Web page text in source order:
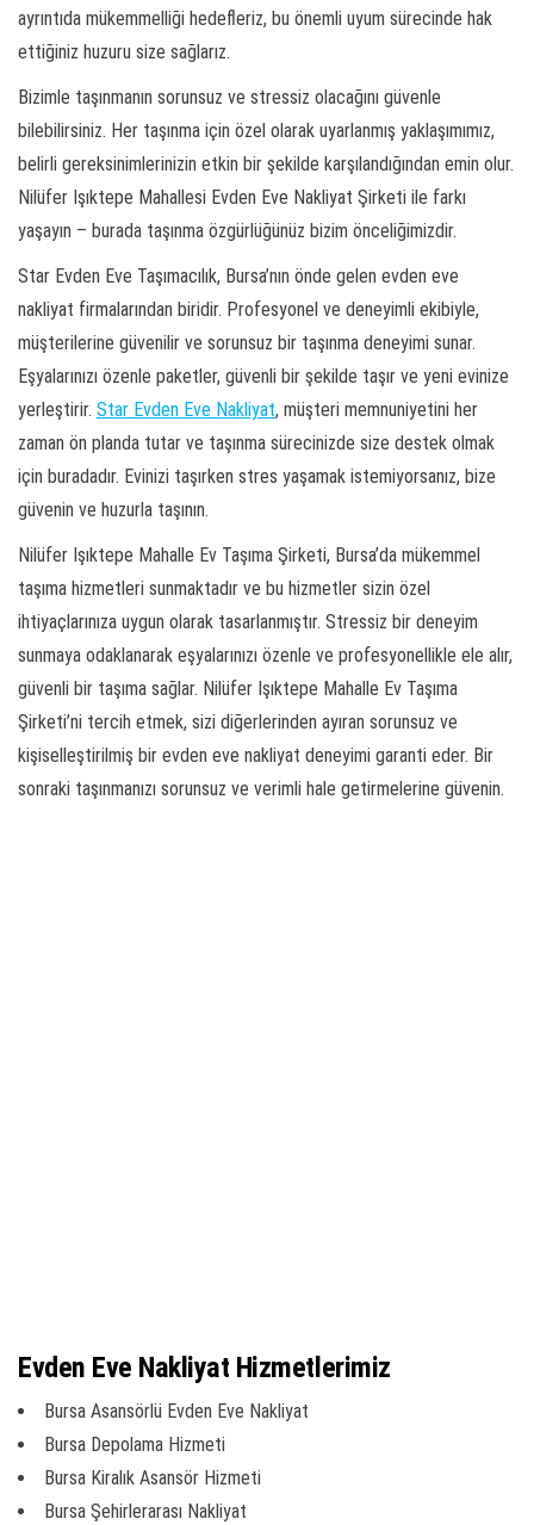
ayrıntıda mükemmelliği hedefleriz, bu önemli uyum sürecinde hak
ettiğiniz huzuru size sağlarız.
Bizimle taşınmanın sorunsuz ve stressiz olacağını güvenle
bilebilirsiniz. Her taşınma için özel olarak uyarlanmış yaklaşımımız,
belirli gereksinimlerinizin etkin bir şekilde karşılandığından emin olur.
Nilüfer Işıktepe Mahallesi Evden Eve Nakliyat Şirketi ile farkı
yaşayın – burada taşınma özgürlüğünüz bizim önceliğimizdir.
Star Evden Eve Taşımacılık, Bursa’nın önde gelen evden eve
nakliyat firmalarından biridir. Profesyonel ve deneyimli ekibiyle,
müşterilerine güvenilir ve sorunsuz bir taşınma deneyimi sunar.
Eşyalarınızı özenle paketler, güvenli bir şekilde taşır ve yeni evinize
yerleştirir. Star Evden Eve Nakliyat, müşteri memnuniyetini her
zaman ön planda tutar ve taşınma sürecinizde size destek olmak
için buradadır. Evinizi taşırken stres yaşamak istemiyorsanız, bize
güvenin ve huzurla taşının.
Nilüfer Işıktepe Mahalle Ev Taşıma Şirketi, Bursa’da mükemmel
taşıma hizmetleri sunmaktadır ve bu hizmetler sizin özel
ihtiyaçlarınıza uygun olarak tasarlanmıştır. Stressiz bir deneyim
sunmaya odaklanarak eşyalarınızı özenle ve profesyonellikle ele alır,
güvenli bir taşıma sağlar. Nilüfer Işıktepe Mahalle Ev Taşıma
Şirketi’ni tercih etmek, sizi diğerlerinden ayıran sorunsuz ve
kişiselleştirilmiş bir evden eve nakliyat deneyimi garanti eder. Bir
sonraki taşınmanızı sorunsuz ve verimli hale getirmelerine güvenin.
Evden Eve Nakliyat Hizmetlerimiz
Bursa Asansörlü Evden Eve Nakliyat
Bursa Depolama Hizmeti
Bursa Kiralık Asansör Hizmeti
Bursa Şehirlerarası Nakliyat